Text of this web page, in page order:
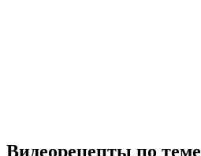
Видеорецепты по теме